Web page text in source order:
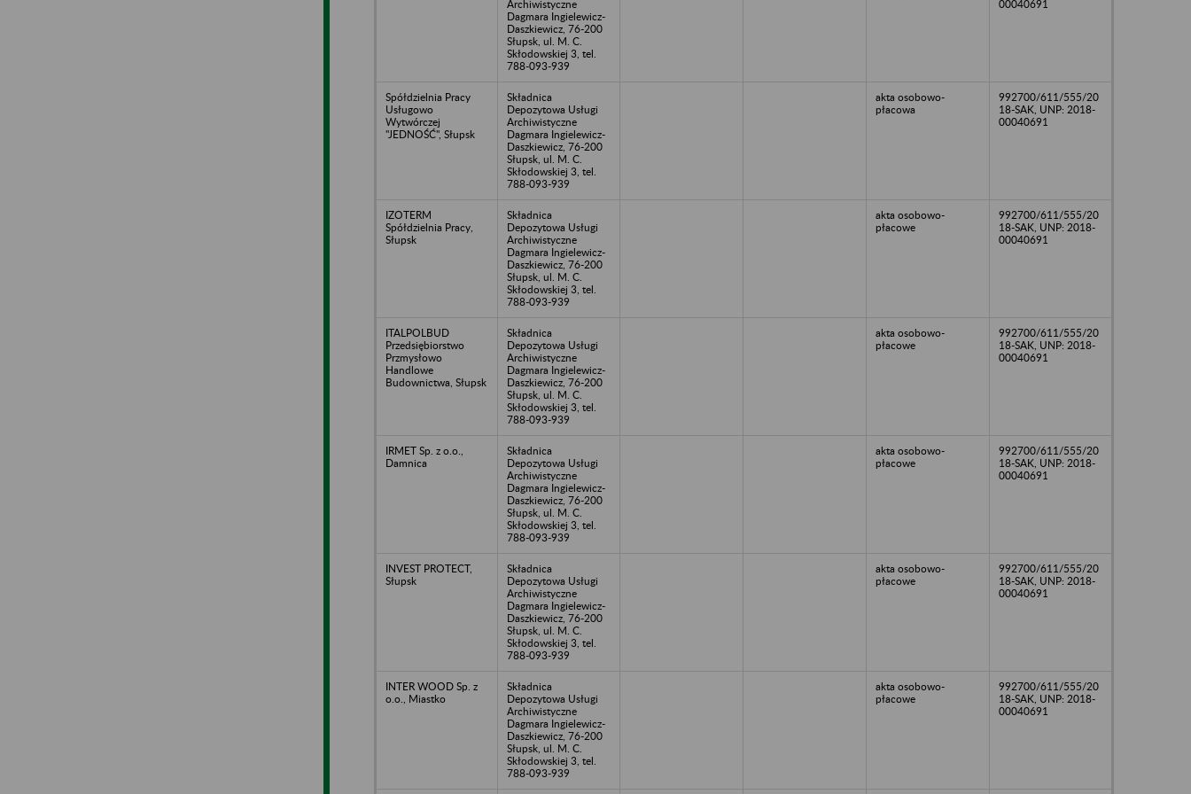
Archiwistyczne
Dagmara Ingielewicz-
Daszkiewicz, 76-200
Słupsk, ul. M. C.
Skłodowskiej 3, tel.
788-093-939
00040691
Spółdzielnia Pracy
Usługowo
Wytwórczej
"JEDNOŚĆ", Słupsk
Składnica
Depozytowa Usługi
Archiwistyczne
Dagmara Ingielewicz-
Daszkiewicz, 76-200
Słupsk, ul. M. C.
Skłodowskiej 3, tel.
788-093-939
akta osobowo-
płacowa
992700/611/555/20
18-SAK, UNP: 2018-
00040691
IZOTERM
Spółdzielnia Pracy,
Słupsk
Składnica
Depozytowa Usługi
Archiwistyczne
Dagmara Ingielewicz-
Daszkiewicz, 76-200
Słupsk, ul. M. C.
Skłodowskiej 3, tel.
788-093-939
akta osobowo-
płacowe
992700/611/555/20
18-SAK, UNP: 2018-
00040691
ITALPOLBUD
Przedsiębiorstwo
Przmysłowo
Handlowe
Budownictwa, Słupsk
Składnica
Depozytowa Usługi
Archiwistyczne
Dagmara Ingielewicz-
Daszkiewicz, 76-200
Słupsk, ul. M. C.
Skłodowskiej 3, tel.
788-093-939
akta osobowo-
płacowe
992700/611/555/20
18-SAK, UNP: 2018-
00040691
IRMET Sp. z o.o.,
Damnica
Składnica
Depozytowa Usługi
Archiwistyczne
Dagmara Ingielewicz-
Daszkiewicz, 76-200
Słupsk, ul. M. C.
Skłodowskiej 3, tel.
788-093-939
akta osobowo-
płacowe
992700/611/555/20
18-SAK, UNP: 2018-
00040691
INVEST PROTECT,
Słupsk
Składnica
Depozytowa Usługi
Archiwistyczne
Dagmara Ingielewicz-
Daszkiewicz, 76-200
Słupsk, ul. M. C.
Skłodowskiej 3, tel.
788-093-939
akta osobowo-
płacowe
992700/611/555/20
18-SAK, UNP: 2018-
00040691
INTER WOOD Sp. z
o.o., Miastko
Składnica
Depozytowa Usługi
Archiwistyczne
Dagmara Ingielewicz-
Daszkiewicz, 76-200
Słupsk, ul. M. C.
Skłodowskiej 3, tel.
788-093-939
akta osobowo-
płacowe
992700/611/555/20
18-SAK, UNP: 2018-
00040691